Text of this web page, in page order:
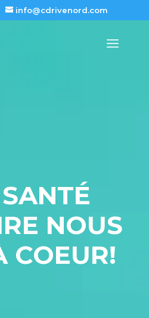
info@cdrivenord.com
NOUS
COEUR!